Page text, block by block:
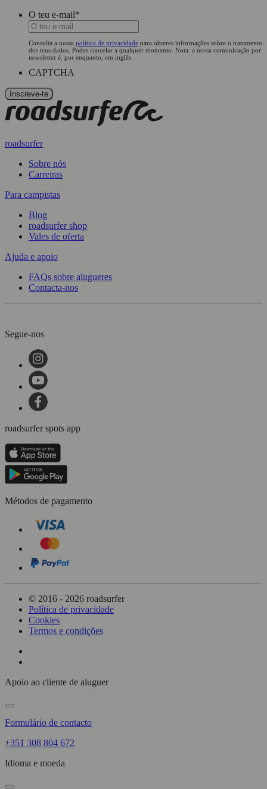
O teu e-mail*
Consulta a nossa política de privacidade para obteres informações sobre o tratamento
dos teus dados. Podes cancelar a qualquer momento. Nota: a nossa comunicação por
newsletter é, por enquanto, em inglês.
CAPTCHA
roadsurfer
Sobre nós
Carreiras
Para campistas
Blog
roadsurfer shop
Vales de oferta
Ajuda e apoio
FAQs sobre alugueres
Contacta-nos
Segue-nos
roadsurfer spots app
Métodos de pagamento
© 2016 - 2026 roadsurfer
Política de privacidade
Cookies
Termos e condições
Apoio ao cliente de aluguer
Formulário de contacto
+351 308 804 672
Idioma e moeda